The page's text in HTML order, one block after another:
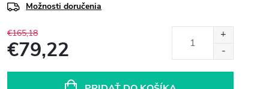
Možnosti doručenia
€165,18
€79,22